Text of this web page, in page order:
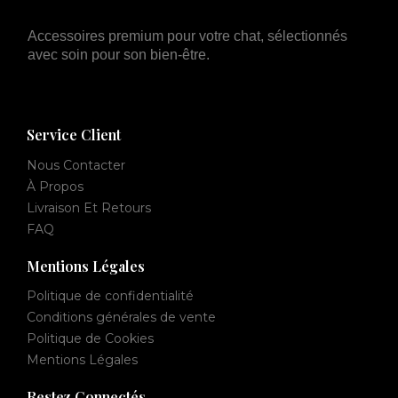
Accessoires premium pour votre chat, sélectionnés
avec soin pour son bien-être.
Service Client
Nous Contacter
À Propos
Livraison Et Retours
FAQ
Mentions Légales
Politique de confidentialité
Conditions générales de vente
Politique de Cookies
Mentions Légales